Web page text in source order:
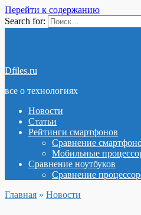
Перейти к содержанию
Search for:
Dfiles.ru
все о технологиях
Новости
Статьи
Рейтинги смартфонов
Сравнение
Мобильные
Сравнение ноутбуков
Сравнение
Главная » Новости